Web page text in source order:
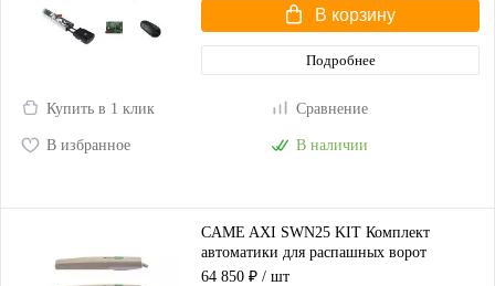
В корзину
Подробнее
Купить в 1 клик Сравнение
В избранное В наличии
CAME AXI SWN25 KIT Комплект
автоматики для распашных ворот
(корпус серый)
64 850 ₽ / шт